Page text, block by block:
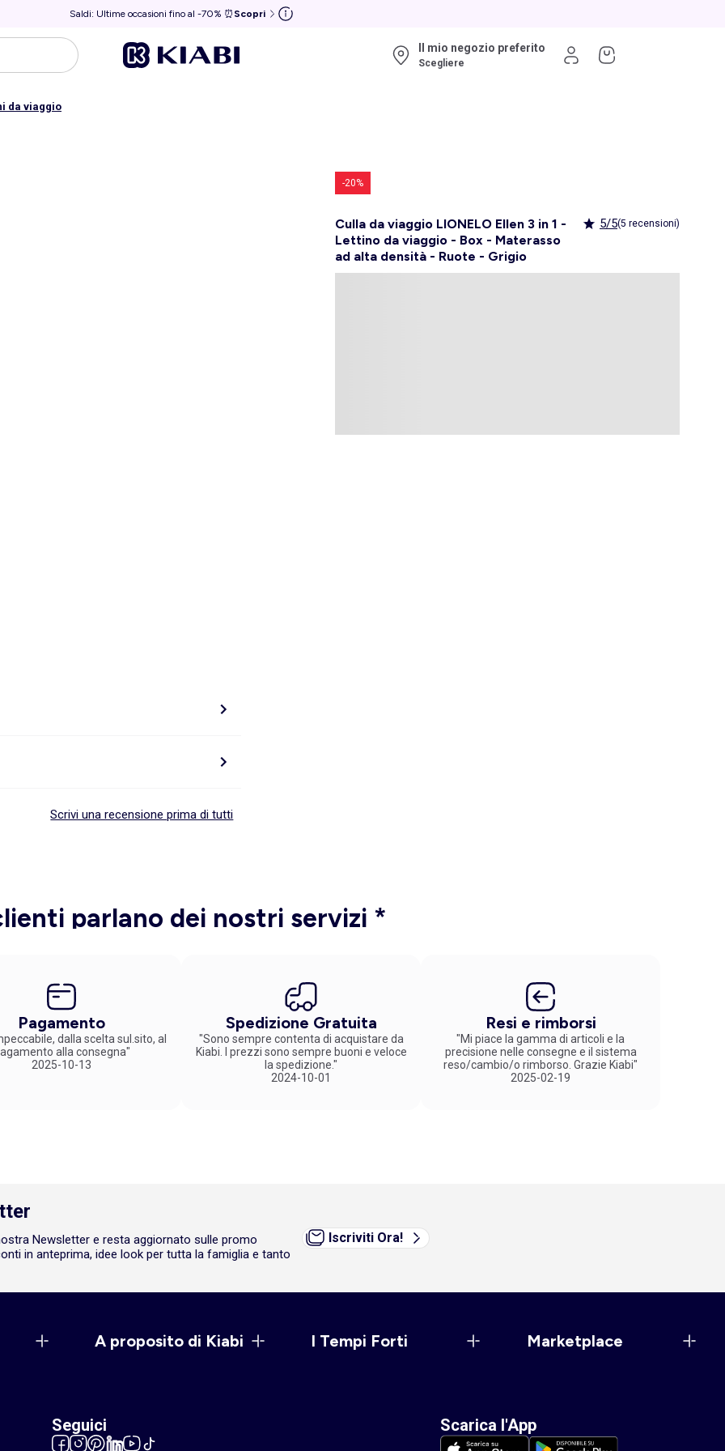
Saldi: Ultime occasioni fino al -70% ⏰ Scopri
Il mio negozio preferito
Scegliere
da viaggio
-20%
Culla da viaggio LIONELO Ellen 3 in 1 -
Lettino da viaggio - Box - Materasso
ad alta densità - Ruote - Grigio
5/5(5 recensioni)
Scrivi una recensione prima di tutti
parlano dei nostri servizi *
Pagamento
dalla scelta sul.sito, al
alla consegna"
2025-10-13
Spedizione Gratuita
"Sono sempre contenta di acquistare da
Kiabi. I prezzi sono sempre buoni e veloce
la spedizione."
2024-10-01
Resi e rimborsi
"Mi piace la gamma di articoli e la
precisione nelle consegne e il sistema
reso/cambio/o rimborso. Grazie Kiabi"
2025-02-19
Newsletter e resta aggiornato sulle promo
in anteprima, idee look per tutta la famiglia e tanto
Iscriviti Ora!
A proposito di Kiabi I Tempi Forti Marketplace
Seguici Scarica l'App